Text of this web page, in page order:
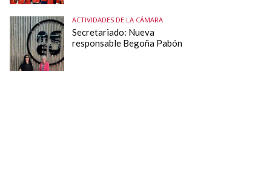
ACTIVIDADES DE LA CÁMARA
Secretariado: Nueva
responsable Begoña Pabón